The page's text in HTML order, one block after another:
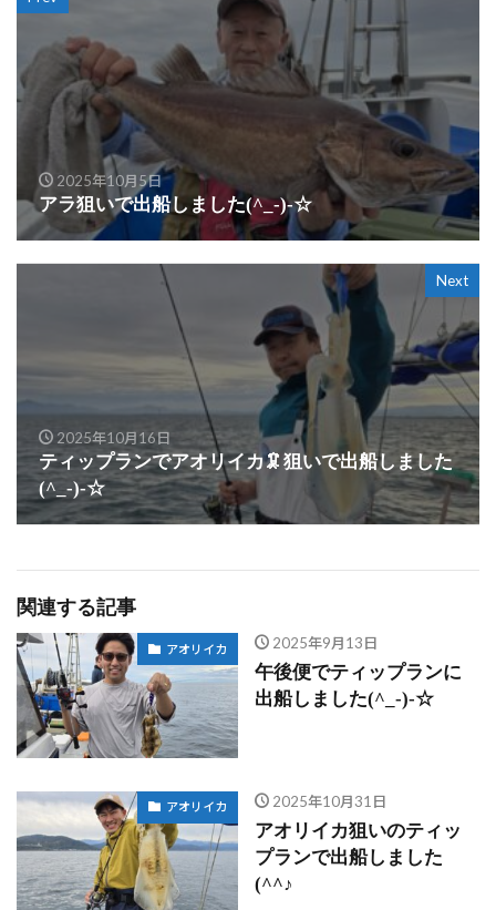
2025年10月5日
アラ狙いで出船しました(^_-)-☆
Next
2025年10月16日
ティップランでアオリイカ🦑狙いで出船しました
(^_-)-☆
関連する記事
アオリイカ 2025年9月13日
午後便でティップランに
出船しました(^_-)-☆
アオリイカ 2025年10月31日
アオリイカ狙いのティッ
プランで出船しました
(^^♪